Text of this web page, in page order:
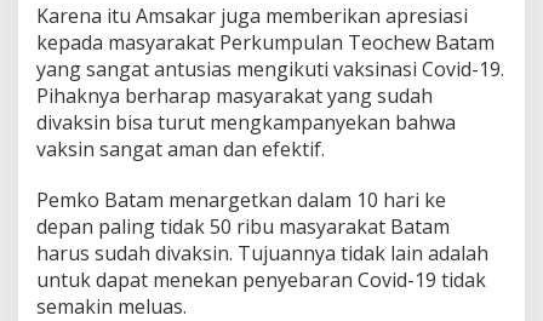
g
H
a
r
u
s
D
v
a
k
s
i
Karena itu Amsakar juga memberikan apresiasi
kepada masyarakat Perkumpulan Teochew Batam
yang sangat antusias mengikuti vaksinasi Covid-19.
Pihaknya berharap masyarakat yang sudah
divaksin bisa turut mengkampanyekan bahwa
vaksin sangat aman dan efektif.
Pemko Batam menargetkan dalam 10 hari ke
depan paling tidak 50 ribu masyarakat Batam
harus sudah divaksin. Tujuannya tidak lain adalah
untuk dapat menekan penyebaran Covid-19 tidak
semakin meluas.